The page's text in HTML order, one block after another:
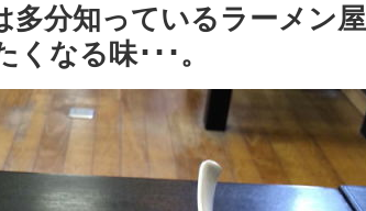
多分知っているラーメン
なる味･･･。